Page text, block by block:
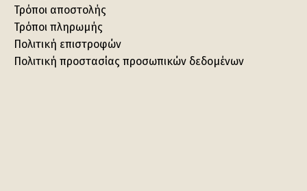
Τρόποι αποστολής
Τρόποι πληρωμής
Πολιτική επιστροφών
Πολιτική προστασίας προσωπικών δεδομένων